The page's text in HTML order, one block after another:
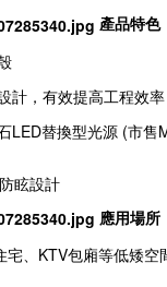
產品特色
計，有效提高工程效率
LED替換型光源 (市售
眩設計
應用場所
宅、KTV包廂等低矮空